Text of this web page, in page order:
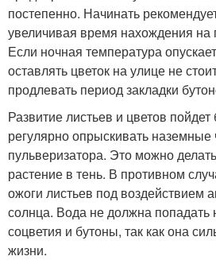
постепенно. Начинать
увеличивая время нахождения на
Если ночная температура
оставлять цветок на улице не
продлевать период закладки
Развитие листьев и цветов
регулярно опрыскивать наземные
пульверизатора. Это можно
растение в тень. В противном
ожоги листьев под воздействием
солнца. Вода не должна
соцветия и бутоны, так как она
жизни.